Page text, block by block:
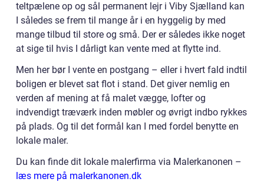
teltpælene op og sål permanent lejr i Viby Sjælland kan
I således se frem til mange år i en hyggelig by med
mange tilbud til store og små. Der er således ikke noget
at sige til hvis I dårligt kan vente med at flytte ind.
Men her bør I vente en postgang – eller i hvert fald indtil
boligen er blevet sat flot i stand. Det giver nemlig en
verden af mening at få malet vægge, lofter og
indvendigt træværk inden møbler og øvrigt indbo rykkes
på plads. Og til det formål kan I med fordel benytte en
lokale maler.
Du kan finde dit lokale malerfirma via Malerkanonen –
læs mere på malerkanonen.dk